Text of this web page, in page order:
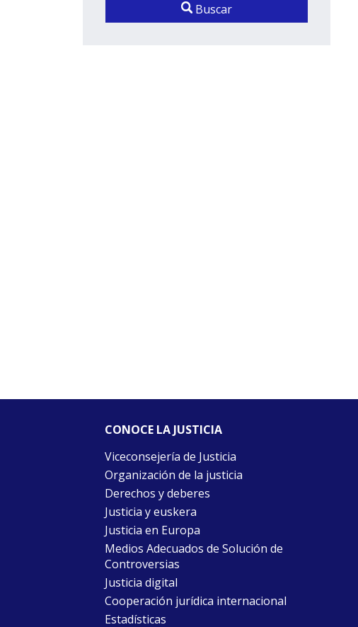
Buscar
CONOCE LA JUSTICIA
Viceconsejería de Justicia
Organización de la justicia
Derechos y deberes
Justicia y euskera
Justicia en Europa
Medios Adecuados de Solución de
Controversias
Justicia digital
Cooperación jurídica internacional
Estadísticas